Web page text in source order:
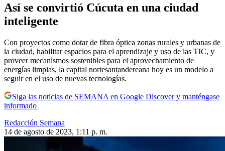
Así se convirtió Cúcuta en una ciudad
inteligente
Con proyectos como dotar de fibra óptica zonas rurales y urbanas de
la ciudad, habilitar espacios para el aprendizaje y uso de las TIC, y
proveer mecanismos sostenibles para el aprovechamiento de
energías limpias, la capital nortesantandereana hoy es un modelo a
seguir en el uso de nuevas tecnologías.
Siga las noticias de SEMANA en Google Discover y manténgase
informado
Redacción Semana
14 de agosto de 2023, 1:11 p. m.